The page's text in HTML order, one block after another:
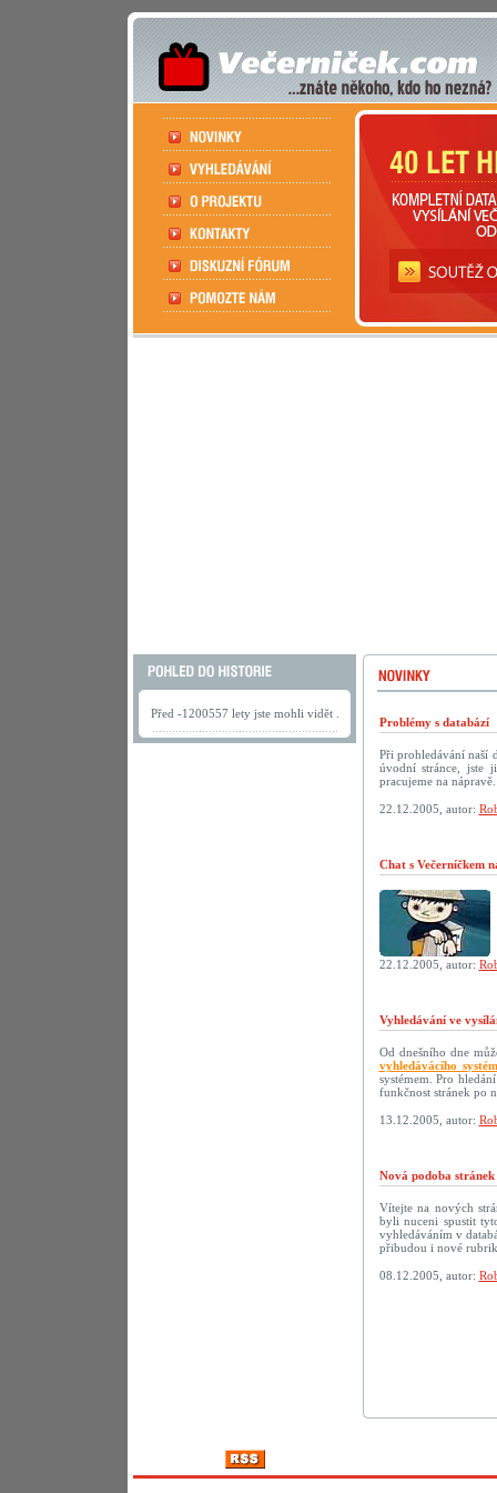
Před -1200557 lety jste mohli vidět .
Problémy s databází
Při prohledávání naší
úvodní stránce, jste
pracujeme na
22.12.2005, autor:
Chat s Večerníčkem
22.12.2005, autor:
Vyhledávání ve
Od dnešního dne
vyhledávácího
systémem. Pro
funkčnost stránek po
13.12.2005, autor:
Nová podoba
Vítejte na nových
byli nuceni spustit
vyhledáváním v
přibudou i nové
08.12.2005, autor: